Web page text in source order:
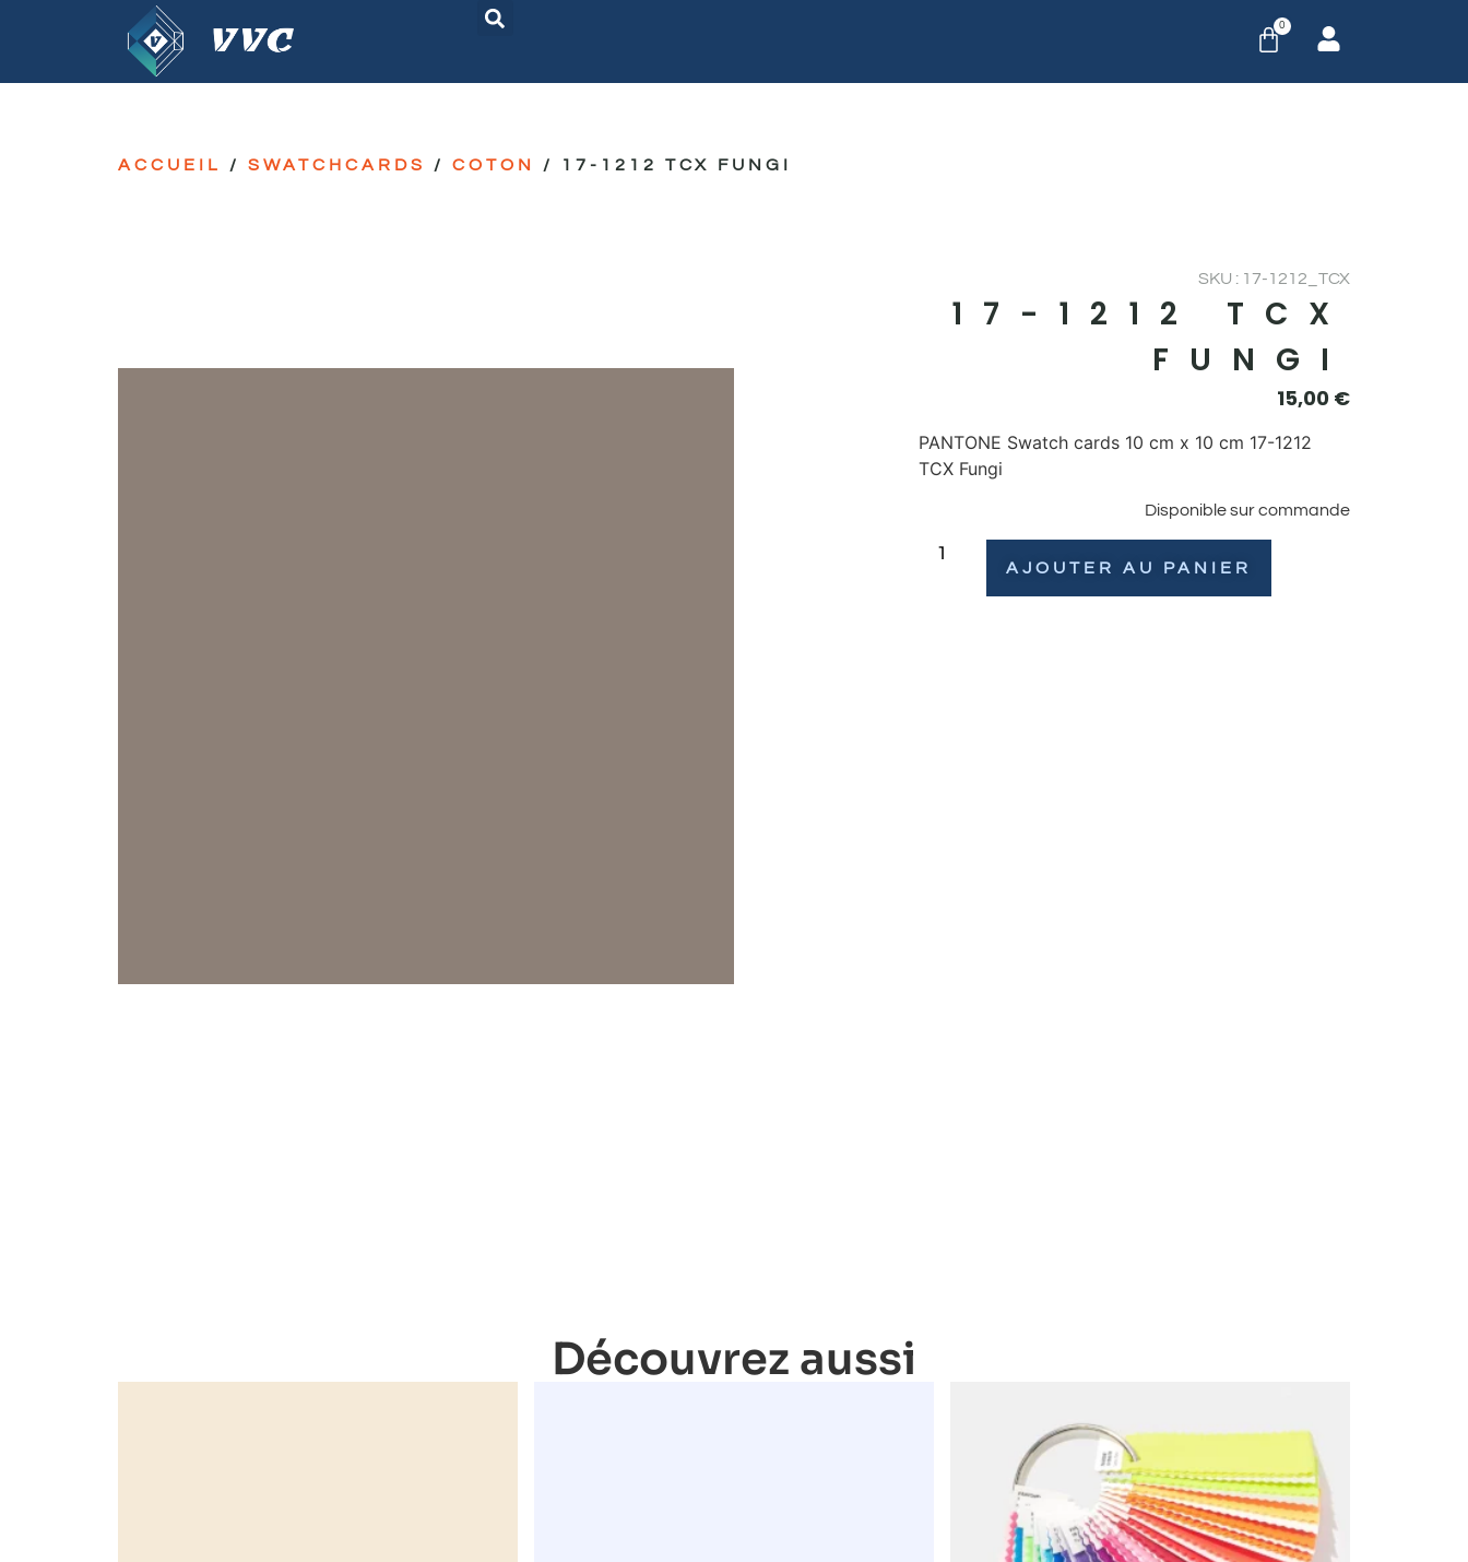
0
ACCUEIL / SWATCHCARDS / COTON / 17-1212 TCX FUNGI
SKU : 17-1212_TCX
17-1212 TCX
FUNGI
15,00 €
PANTONE Swatch cards 10 cm x 10 cm 17-1212
TCX Fungi
Disponible sur commande
AJOUTER AU PANIER
Découvrez aussi